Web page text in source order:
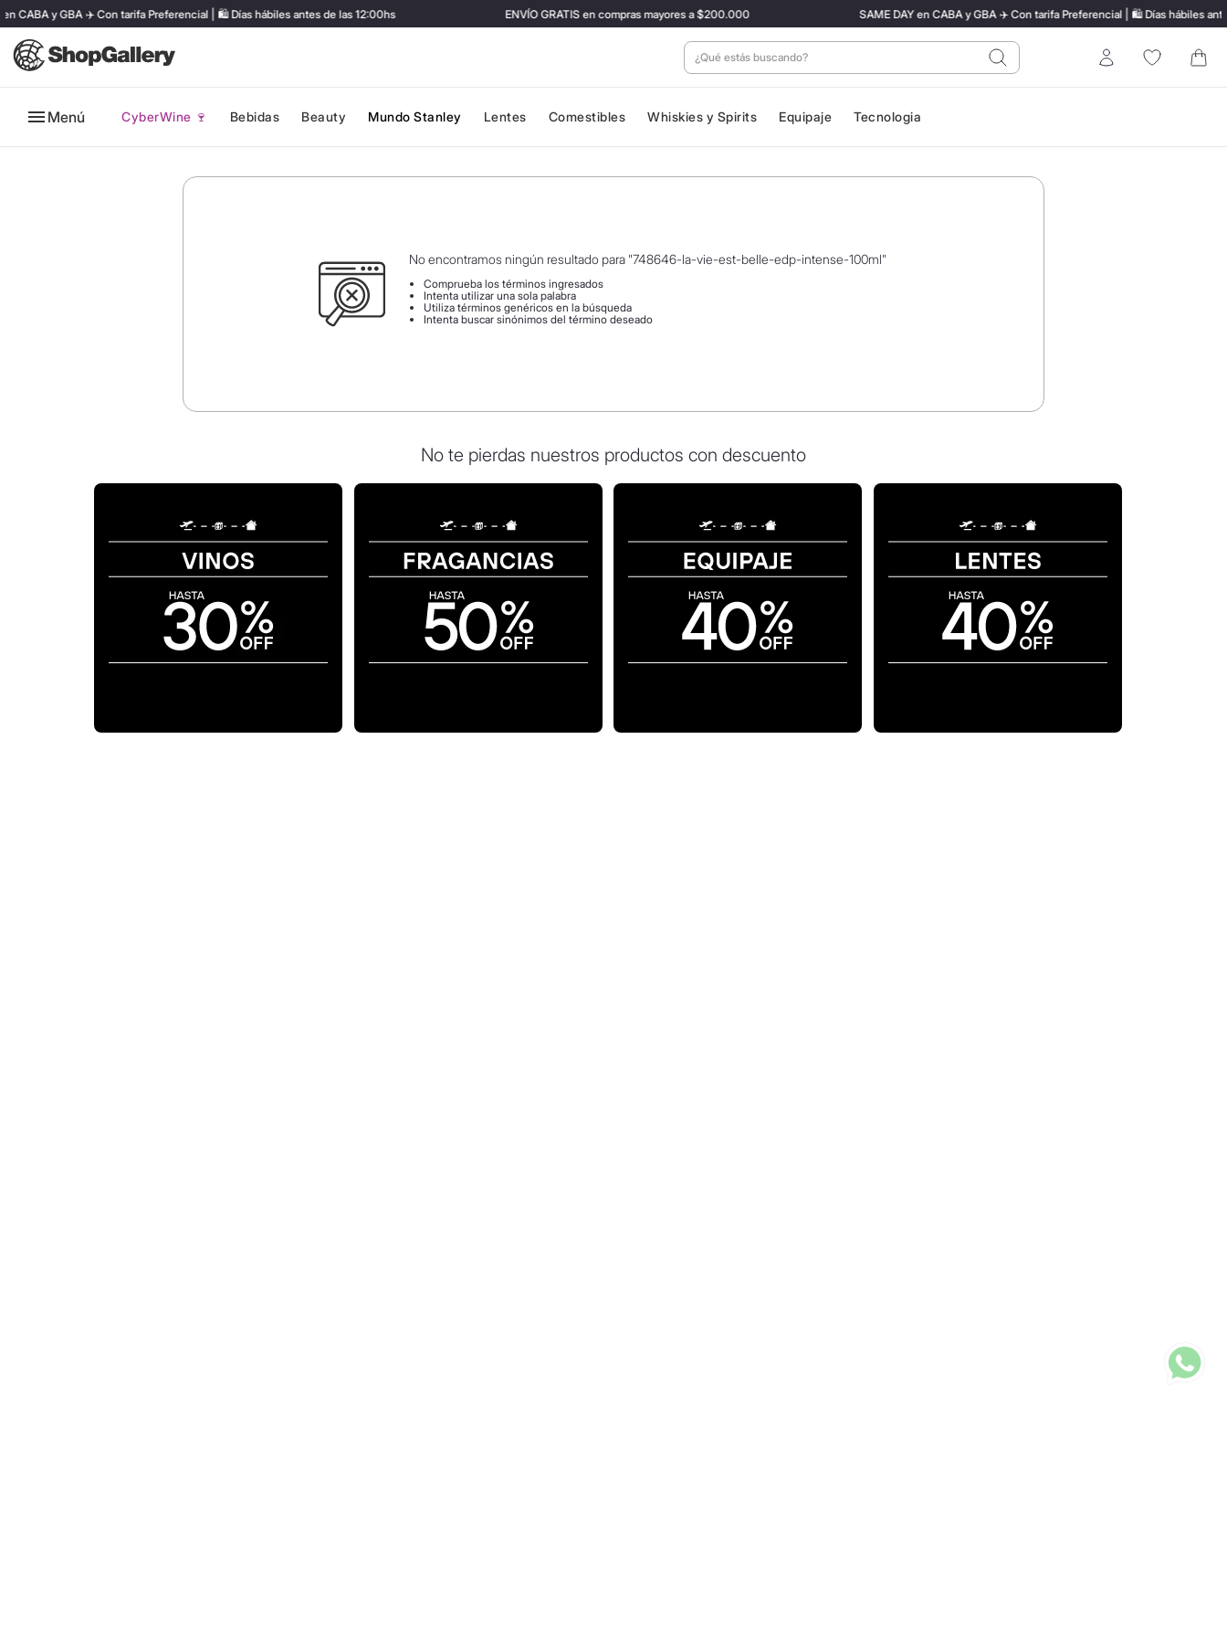
CABA y GBA ✈️ Con tarifa Preferencial | 🛍️ Días hábiles antes de las 12:00hs ENVÍO GRATIS en compras mayores a $200.000 SAME DAY en CABA y GBA ✈️ Con tarifa Preferencial | 🛍️ Días hábiles
¿Qué estás buscando? Entrar
Menú CyberWine 🍷 Bebidas Beauty Mundo Stanley Lentes Comestibles Whiskies y Spirits Equipaje Tecnologia
No encontramos ningún resultado para "748646-la-vie-est-belle-edp-intense-100ml"
Comprueba los términos ingresados
Intenta utilizar una sola palabra
Utiliza términos genéricos en la búsqueda
Intenta buscar sinónimos del término deseado
No te pierdas nuestros productos con descuento